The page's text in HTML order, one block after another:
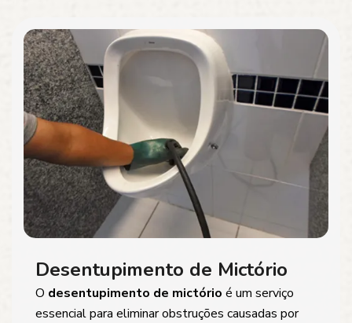
Desentupimento de Mictório
O desentupimento de mictório é um serviço
essencial para eliminar obstruções causadas por